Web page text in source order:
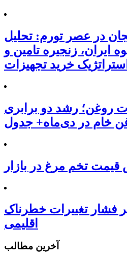
در عصر تورم: تحلیل
ایران، زنجیره تامین و
خرید تجهیزات
روغن؛ رشد دو برابری
خام در دی‌ماه+ جدول
تخم مرغ در بازار
فشار تغییرات خطرناک
اقلیمی
آخرین مطالب